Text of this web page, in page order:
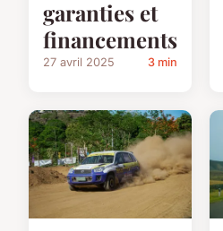
garanties et
financements
27 avril 2025 3 min